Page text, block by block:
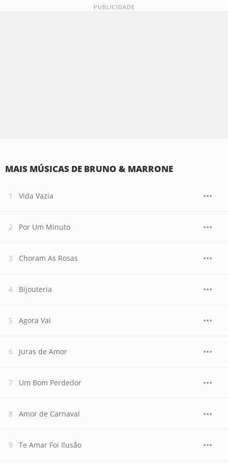
MAIS MÚSICAS DE BRUNO & MARRONE
Vida Vazia
Por Um Minuto
Choram As Rosas
Bijouteria
Agora Vai
Juras de Amor
Um Bom Perdedor
Amor de Carnaval
Te Amar Foi Ilusão